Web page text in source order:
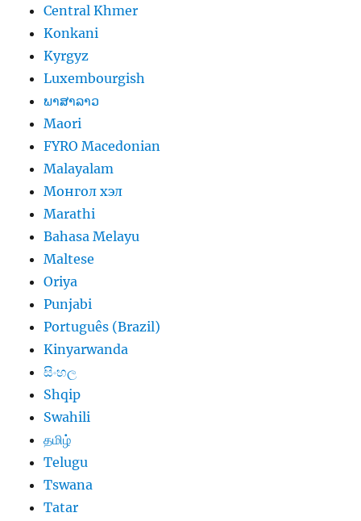
Central Khmer
Konkani
Kyrgyz
Luxembourgish
ພາສາລາວ
Maori
FYRO Macedonian
Malayalam
Монгол хэл
Marathi
Bahasa Melayu
Maltese
Oriya
Punjabi
Português (Brazil)
Kinyarwanda
සිංහල
Shqip
Swahili
தமிழ்
Telugu
Tswana
Tatar